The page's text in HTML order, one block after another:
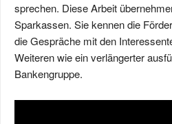
sprechen. Diese Arbeit
Sparkassen. Sie kennen die
die Gespräche mit den
Weiteren wie ein verlängerter
Bankengruppe.